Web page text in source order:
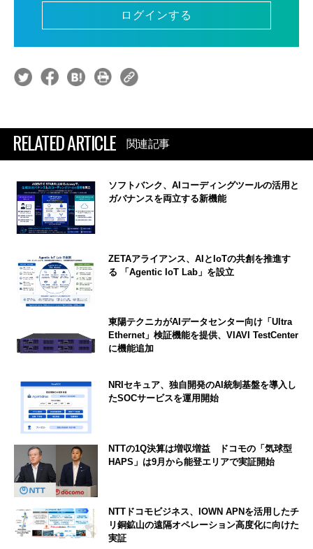
ログインする
RELATED ARTICLE 関連記事
ソフトバンク、AIコーディングツールの活用と
ガバナンスを両立する新機能
ZETAアライアンス、AIとIoTの共創を推進す
る 「Agentic IoT Lab」を設立
東陽テクニカがAIデータセンター向け「Ultra
Ethernet」検証機能を提供、VIAVI TestCenter
に機能追加
NRIセキュア、独自開発のAI統制基盤を導入し
たSOCサービスを運用開始
NTTの1Q決算は増収増益 ドコモの「気球型
HAPS」は9月から能登エリアで実証開始
NTTドコモビジネス、IOWN APNを活用したチ
リ銅鉱山の遠隔オペレーション高度化に向けた
実証